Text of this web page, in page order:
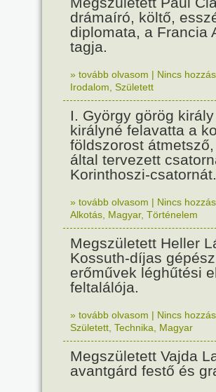
drámaíró, költő,
diplomata, a Francia
tagja.
» tovább olvasom | Nincs
Irodalom Született
I. György görög
királyné felavatta a
földszorost
által tervezett
Korinthoszi-csatornát.
» tovább olvasom | Nincs
Alkotás Magyar, Történelem
Megszületett Heller
Kossuth-díjas
erőművek léghűtési
feltalálója.
» tovább olvasom | Nincs
Született Technika Magyar
Megszületett Vajda
avantgárd festő és